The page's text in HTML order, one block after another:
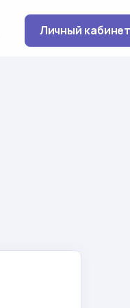
Личный кабинет